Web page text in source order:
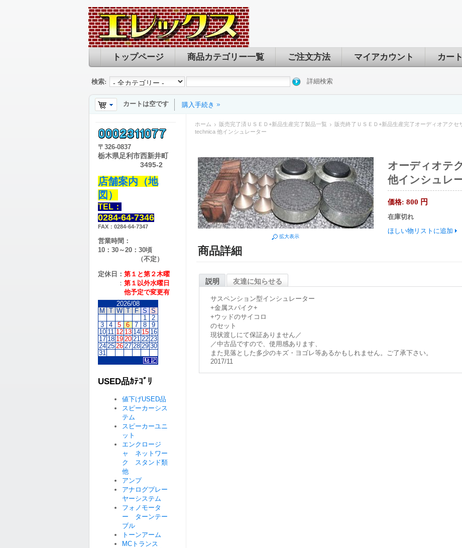
トップページ 商品カテゴリー一覧 ご注文方法 マイアカウント カー
検索: 詳細検索
カートは空です 購入手続き
ホーム 販売完了済ＵＳＥＤ+新品生産完了製品一覧 販売終了ＵＳＥＤ+新品生産完了オーディオアクセ
technica 他インシュレーター
拡大表示
オーディオテ
他インシュレ
価格: 800 円
在庫切れ
ほしい物リストに追加
商品詳細
説明 友達に知らせる
サスペンション型インシュレーター
+金属スパイク+
+ウッドのサイコロ
のセット
現状渡しにて保証ありません／
／中古品ですので、使用感あります、
また見落とした多少のキズ・ヨゴレ等あるかもしれません。ご了承下さい。
2017/11
〒 326-0837
栃木県足利市西新井町
3495-2
店舗案内（地
図）
TEL：
0284-64-7346
FAX：0284-64-7347
営業時間：
10：30～20：30頃
（不定）
定休日： 第１と第２木曜
： 第１以外水曜日
他予定で変更有
2026/08
M
T W T F S S
1
2
3
4 5 6 7 8
9
10 11 12 13 14 15 16
17 18 19 20 21 22 23
24 25 26 27 28 29 30
31
USED品ｶﾃｺﾞﾘ
値下げUSED品
スピーカーシス
テム
スピーカーユニ
ット
エンクロージ
ャ ネットワー
ク スタンド類
他
アンプ
アナログプレー
ヤーシステム
フォノモータ
ー ターンテー
ブル
トーンアーム
MCトランス